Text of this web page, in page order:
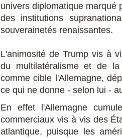
univers diplomatique marqué
des institutions
souverainetés renaissantes.
L'animosité de Trump vis à
du multilatéralisme et de
comme cible l'Allemagne,
ce qui ne donne - selon lui -
En effet l'Allemagne
commerciaux vis à vis des
atlantique, puisque les